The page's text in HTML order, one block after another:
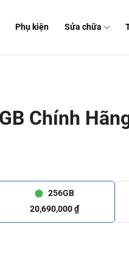
Phụ kiện Sửa chữa
Chính
256GB
20,690,000 ₫